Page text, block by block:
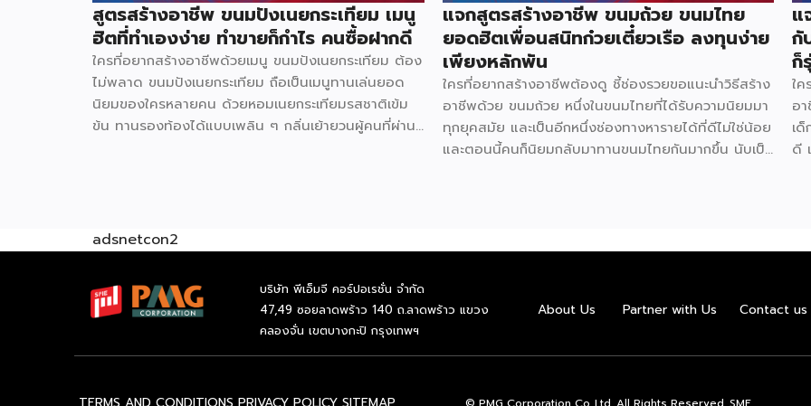
สูตรสร้างอาชีพ ขนมปังเนยกระเทียม เมนู
ฮิตที่ทำเองง่าย ทำขายก็กำไร คนซื้อฝากดี
ใครที่อยากสร้างอาชีพด้วยเมนู ขนมปังเนยกระเทียม ต้อง
ไม่พลาด ขนมปังเนยกระเทียม ถือเป็นเมนูทานเล่นยอด
นิยมของใครหลายคน ด้วยหอมเนยกระเทียมรสชาติเข้ม
ข้น ทานรองท้องได้แบบเพลิน ๆ กลิ่นเย้ายวนผู้คนที่ผ่าน
เค็ม 500 ก. 105 บาท อุปกรณ์ที่จำเป็น มีดหั่นขนมปัง
150 บาท ถาดอบเล็ก 60 บาท เตาอบเล็ก 1,200 บาท ถุง
แจกสูตรสร้างอาชีพ ขนมถ้วย ขนมไทย
ยอดฮิตเพื่อนสนิทก๋วยเตี๋ยวเรือ ลงทุนง่าย
เพียงหลักพัน
ใครที่อยากสร้างอาชีพต้องดู ชี้ช่องรวยขอแนะนำวิธีสร้าง
อาชีพด้วย ขนมถ้วย หนึ่งในขนมไทยที่ได้รับความนิยมมา
ทุกยุคสมัย และเป็นอีกหนึ่งช่องทางหารายได้ที่ดีไม่ใช่น้อย
และตอนนี้คนก็นิยมกลับมาทานขนมไทยกันมากขึ้น นับเป็น
บาท กะทิ 2 กก. 135 บาท หัวกะทิ 1,000 มล. 82 บาท
อาหารสีเขียว 19 บาท เกลือ 7 บาท […]
แ
กั
ก็
ใ
อ
เ
ดี
ม
adsnetcon2
บริษัท พีเอ็มจี คอร์ปอเรชั่น จำกัด
47,49 ซอยลาดพร้าว 140 ถ.ลาดพร้าว แขวง
คลองจั่น เขตบางกะปิ กรุงเทพฯ
About Us Partner with Us Contact us